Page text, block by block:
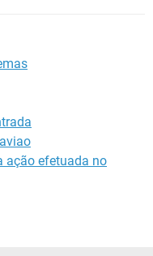
ação efetuada no